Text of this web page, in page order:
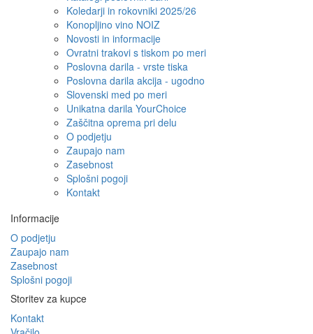
Koledarji in rokovniki 2025/26
Konopljino vino NOIZ
Novosti in informacije
Ovratni trakovi s tiskom po meri
Poslovna darila - vrste tiska
Poslovna darila akcija - ugodno
Slovenski med po meri
Unikatna darila YourChoice
Zaščitna oprema pri delu
O podjetju
Zaupajo nam
Zasebnost
Splošni pogoji
Kontakt
Informacije
O podjetju
Zaupajo nam
Zasebnost
Splošni pogoji
Storitev za kupce
Kontakt